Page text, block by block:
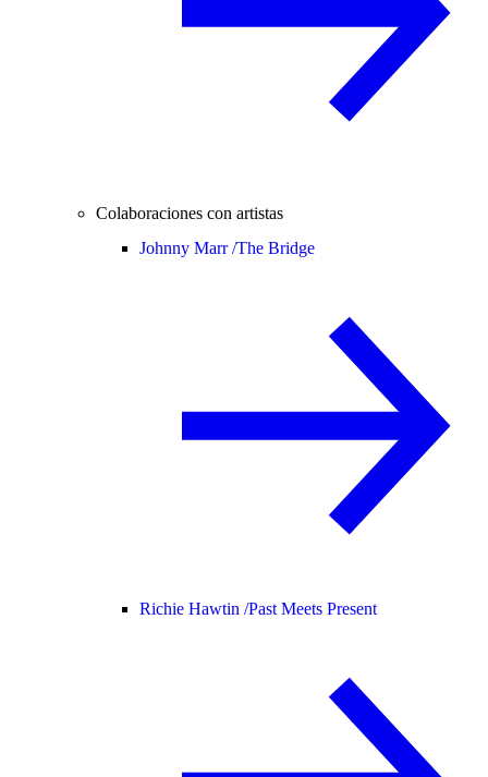
Colaboraciones con artistas
Johnny Marr /The Bridge
Richie Hawtin /Past Meets Present